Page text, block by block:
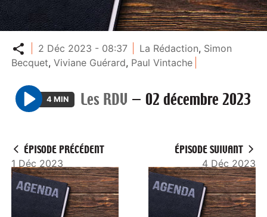
Partager
2 Déc 2023 - 08:37 La Rédaction, Simon
Becquet,Viviane Guérard, Paul Vintache
P
y
4 MIN Les RDV — 02 décembre 2023
ÉPISODE PRÉCÉDENT
1 Déc 2023
ÉPISODE SUIVANT
4 Déc 2023